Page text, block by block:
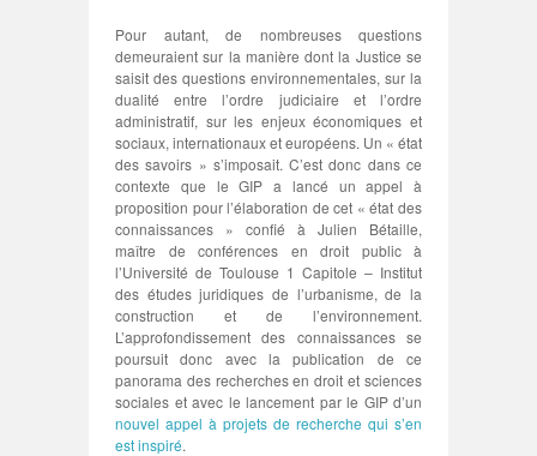
Pour autant, de nombreuses questions
demeuraient sur la manière dont la Justice se
saisit des questions environnementales, sur la
dualité entre l’ordre judiciaire et l’ordre
administratif, sur les enjeux économiques et
sociaux, internationaux et européens. Un « état
des savoirs » s’imposait. C’est donc dans ce
contexte que le GIP a lancé un appel à
proposition pour l’élaboration de cet « état des
connaissances » confié à Julien Bétaille,
maître de conférences en droit public à
l’Université de Toulouse 1 Capitole – Institut
des études juridiques de l’urbanisme, de la
construction et de l’environnement.
L’approfondissement des connaissances se
poursuit donc avec la publication de ce
panorama des recherches en droit et sciences
sociales et avec le lancement par le GIP d’un
nouvel appel à projets de recherche qui s’en
est inspiré.